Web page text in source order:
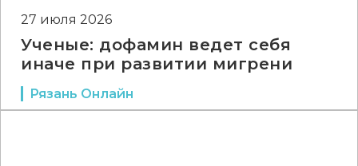
27 июля 2026
Ученые: дофамин ведет себя
иначе при развитии мигрени
Рязань Онлайн